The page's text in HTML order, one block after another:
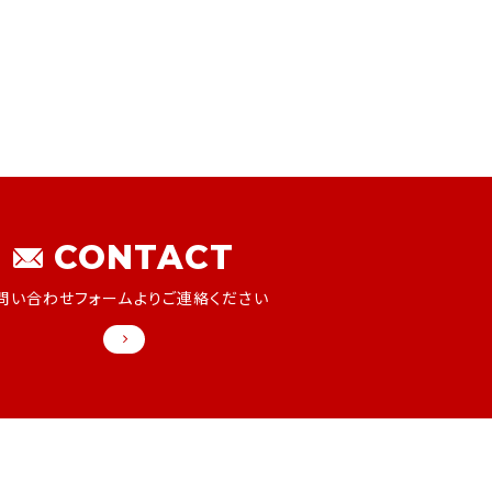
CONTACT
い合わせフォームよりご連絡ください